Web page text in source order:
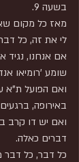
בשעה 9.
מאז כל מקום
לי את זה, כל
אם אנחנו, נגיד
שומע 'רומיאו
ואם הפועל ת"א
באירופה,
ואם יש דו קרב
דברים כאלה.
כל דבר, כל